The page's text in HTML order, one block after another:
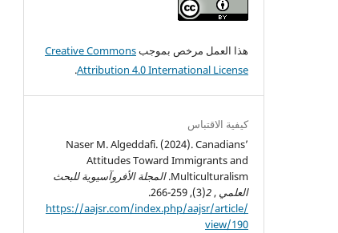
هذا العمل مرخص بموجبCreative Commons
Attribution 4.0 International License
.
كيفية الاقتباس
Naser M. Algeddafi. (2024). Canadians’
Attitudes Toward Immigrants and
Multiculturalism. المجلة الأفروآسيوية للبحث
العلمي,
2
(3), 259-266.
https://aajsr.com/index.php/aajsr/article/
view/190